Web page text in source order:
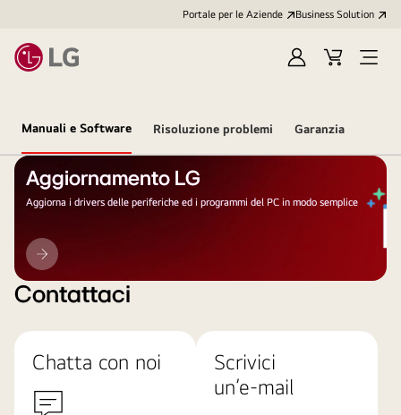
Portale per le Aziende Business Solution
AccediCart
Open
Manuali e Software Risoluzione problemi Garanzia
Aggiornamento LG
Aggiorna i drivers delle periferiche ed i programmi del PC in modo semplice
Aggiornamento
LG
Contattaci
Chatta con noi
Scrivici
un’e-mail